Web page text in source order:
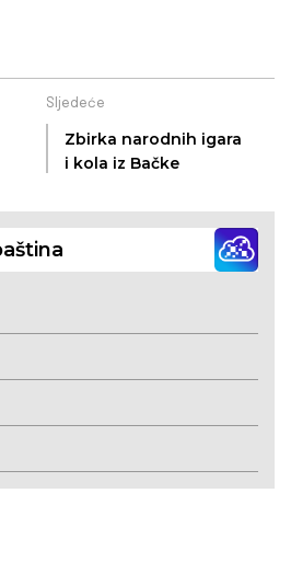
Sljedeće
Zbirka narodnih igara
i kola iz Bačke